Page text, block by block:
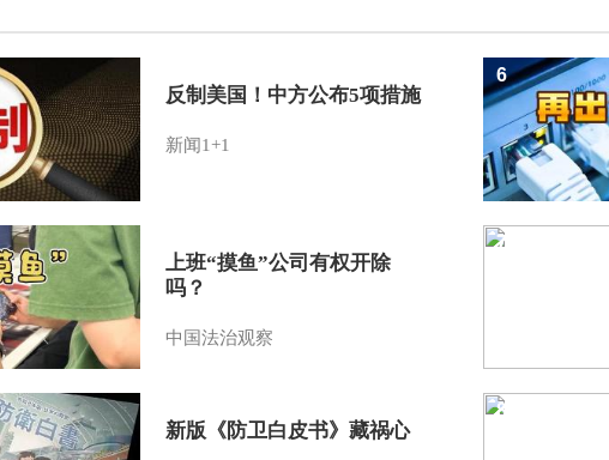
反制美国！中方公布5项措施
新闻1+1
上班“摸鱼”公司有权开除
吗？
中国法治观察
新版《防卫白皮书》藏祸心
6
7
8